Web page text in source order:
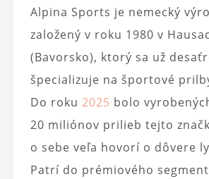
Alpina Sports je nemecký
založený v roku 1980 v
(Bavorsko), ktorý sa už
špecializuje na športové
Do roku 2025 bolo
20 miliónov prilieb tejto
o sebe veľa hovorí o dôvere
Patrí do prémiového